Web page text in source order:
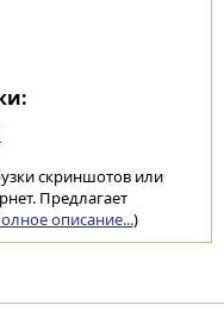
скриншотов или
Предлагает
описание...)